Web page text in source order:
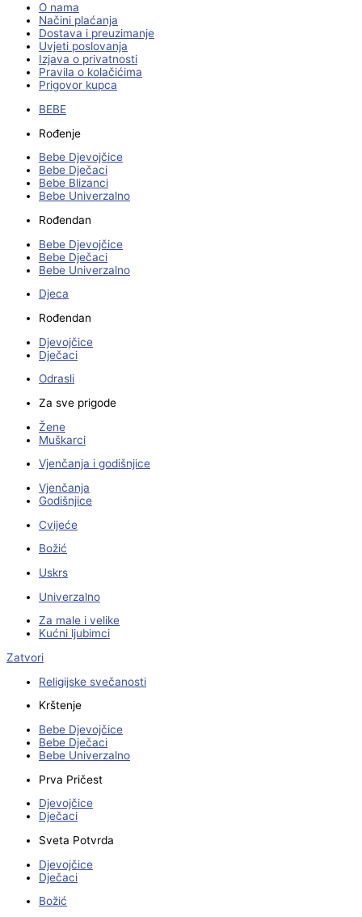
O nama
Načini plaćanja
Dostava i preuzimanje
Uvjeti poslovanja
Izjava o privatnosti
Pravila o kolačićima
Prigovor kupca
BEBE
Rođenje
Bebe Djevojčice
Bebe Dječaci
Bebe Blizanci
Bebe Univerzalno
Rođendan
Bebe Djevojčice
Bebe Dječaci
Bebe Univerzalno
Djeca
Rođendan
Djevojčice
Dječaci
Odrasli
Za sve prigode
Žene
Muškarci
Vjenčanja i godišnjice
Vjenčanja
Godišnjice
Cvijeće
Božić
Uskrs
Univerzalno
Za male i velike
Kućni ljubimci
Zatvori
Religijske svečanosti
Krštenje
Bebe Djevojčice
Bebe Dječaci
Bebe Univerzalno
Prva Pričest
Djevojčice
Dječaci
Sveta Potvrda
Djevojčice
Dječaci
Božić